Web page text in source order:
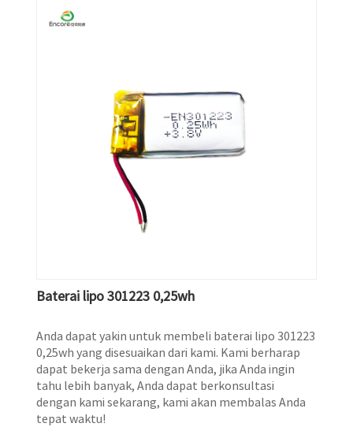
Baterai lipo 301223 0,25wh
Anda dapat yakin untuk membeli baterai lipo 301223
0,25wh yang disesuaikan dari kami. Kami berharap
dapat bekerja sama dengan Anda, jika Anda ingin
tahu lebih banyak, Anda dapat berkonsultasi
dengan kami sekarang, kami akan membalas Anda
tepat waktu!